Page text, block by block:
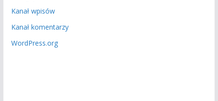
Kanał wpisów
Kanał komentarzy
WordPress.org